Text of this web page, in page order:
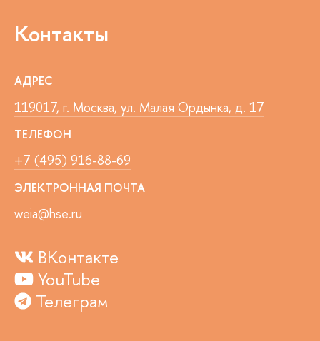
Контакты
АДРЕС
119017, г. Москва, ул. Малая Ордынка, д. 17
ТЕЛЕФОН
+7 (495) 916-88-69
ЭЛЕКТРОННАЯ ПОЧТА
weia@hse.ru
ВКонтакте
YouTube
Телеграм